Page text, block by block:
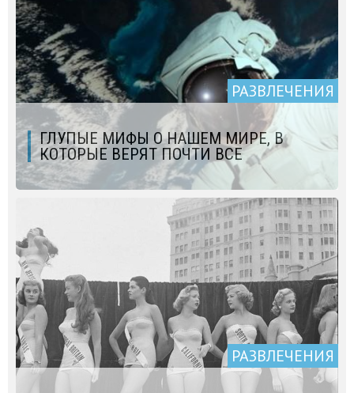
РАЗВЛЕЧЕНИЯ
ГЛУПЫЕ МИФЫ О НАШЕМ МИРЕ, В
КОТОРЫЕ ВЕРЯТ ПОЧТИ ВСЕ
РАЗВЛЕЧЕНИЯ